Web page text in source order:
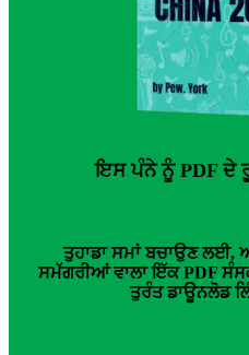
ਇਸ ਪੰਨੇ ਨੂੰ PDF ਦੇ
ਤੁਹਾਡਾ ਸਮਾਂ ਬਚਾਉਣ
ਸਮੱਗਰੀਆਂ ਵਾਲਾ ਇੱਕ PDF
ਤੁਰੰਤ ਡਾਊਨਲੋਡ